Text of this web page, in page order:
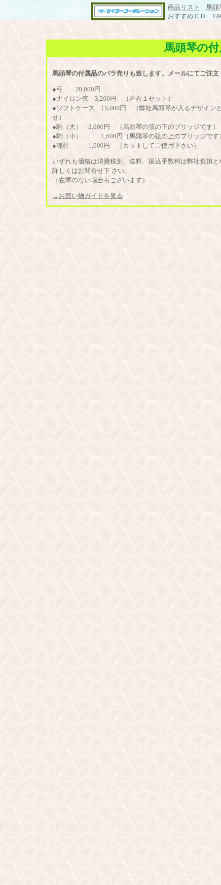
商品リスト
馬頭
おすすめＣＤ
馬頭琴の
馬頭琴の付属品のバラ売りも致します。メールにてご注
●弓 20,000円
●ナイロン弦 3,200円 （左右１セット）
●ソフトケース 15,000円 （弊社馬頭琴が入るデザイン
せ）
●駒（大） 2,000円 （馬頭琴の弦の下のブリッジです）
●駒（小） 1,600円（馬頭琴の弦の上のブリッジです
●魂柱 1,600円 （カットしてご使用下さい）
いずれも価格は消費税別、送料、振込手数料は弊社負担と
詳しくはお問合せ下 さい。
（在庫のない場合もございます）
→お買い物ガイドを見る